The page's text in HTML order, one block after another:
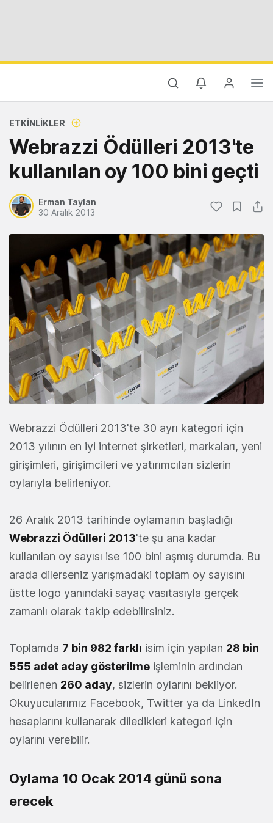
ETKINLIKLER
Webrazzi Ödülleri 2013'te
kullanılan oy 100 bini geçti
Erman Taylan
30 Aralık 2013
Webrazzi Ödülleri 2013'te 30 ayrı kategori için
2013 yılının en iyi internet şirketleri, markaları, yeni
girişimleri, girişimcileri ve yatırımcıları sizlerin
oylarıyla belirleniyor.
26 Aralık 2013 tarihinde oylamanın başladığı
Webrazzi Ödülleri 2013'te şu ana kadar
kullanılan oy sayısı ise 100 bini aşmış durumda. Bu
arada dilerseniz yarışmadaki toplam oy sayısını
üstte logo yanındaki sayaç vasıtasıyla gerçek
zamanlı olarak takip edebilirsiniz.
Toplamda 7 bin 982 farklı isim için yapılan 28 bin
555 adet aday gösterilme işleminin ardından
belirlenen 260 aday, sizlerin oylarını bekliyor.
Okuyucularımız Facebook, Twitter ya da LinkedIn
hesaplarını kullanarak diledikleri kategori için
oylarını verebilir.
Oylama 10 Ocak 2014 günü sona
erecek